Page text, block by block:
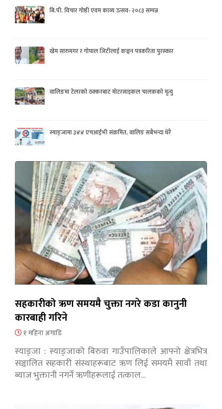
बि.पी. विचार गोष्ठी एवम काव्य उत्सव- २०८३ सम्पन्न
खेम सारुमगर र गोपाल जिटीलाई कञ्चन पत्रकरिता पुरस्कार
वालिङमा टेलरको ठक्करबाट मोटरसाइकल चालकको मृत्यु
स्याङ्जामा ३४४ एचआईभी संक्रमित, वालिङ सबैभन्दा धेरै
सहकारीको ऋण समयमै चुक्ता नगरे कडा कानुनी
कारबाही गरिने
१ महिना अगाडि
स्याङ्जा : स्याङ्जाको बिरुवा गाउँपालिकाले आफ्नो क्षेत्रभित्र
सञ्चालित सहकारी संस्थाहरूबाट ऋण लिई समयमै सावाँ तथा
ब्याज भुक्तानी नगर्ने ऋणीहरूलाई तत्काल…